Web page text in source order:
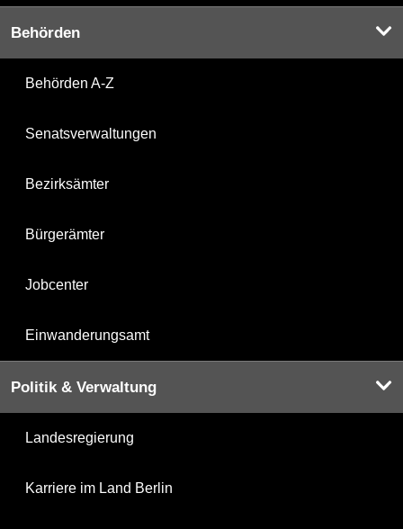
Behörden
Behörden A-Z
Senatsverwaltungen
Bezirksämter
Bürgerämter
Jobcenter
Einwanderungsamt
Politik & Verwaltung
Landesregierung
Karriere im Land Berlin